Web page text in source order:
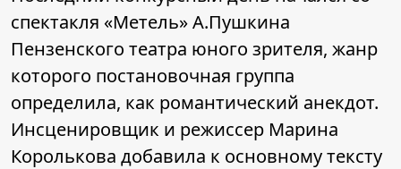
спектакля «Метель» А.Пушкина
Пензенского театра юного зрителя, жанр
которого постановочная группа
определила, как романтический анекдот.
Инсценировщик и режиссер Марина
Королькова добавила к основному тексту